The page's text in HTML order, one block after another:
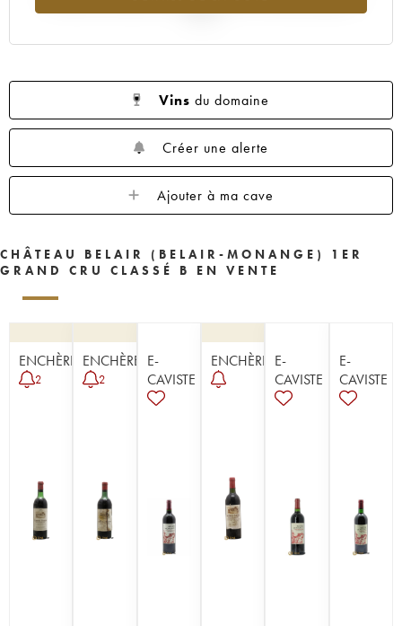
Vins du domaine
Créer une alerte
Ajouter à ma cave
CHÂTEAU BELAIR (BELAIR-MONANGE) 1ER
GRAND CRU CLASSÉ B EN VENTE
ENCHÈRE
2
ENCHÈRE
2
E-
CAVISTE
ENCHÈRE
E-
CAVISTE
E-
CAVISTE